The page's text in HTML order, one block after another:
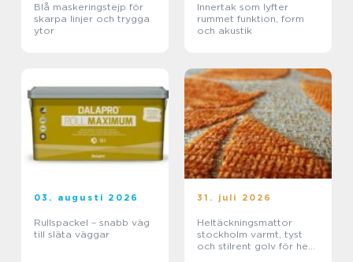
Blå maskeringstejp för
skarpa linjer och trygga
ytor
Innertak som lyfter
rummet funktion, form
och akustik
03. augusti 2026
Rullspackel – snabb väg
till släta väggar
31. juli 2026
Heltäckningsmattor
stockholm varmt, tyst
och stilrent golv för hem